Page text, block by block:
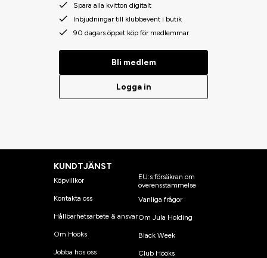
Spara alla kvitton digitalt
Inbjudningar till klubbevent i butik
90 dagars öppet köp för medlemmar
Bli medlem
Logga in
KUNDTJÄNST
Köpvillkor
Kontakta oss
Hållbarhetsarbete & ansvar
Om Hööks
Jobba hos oss
EU:s försäkran om
överensstämmelse
Vanliga frågor
Om Jula Holding
Black Week
Club Hööks